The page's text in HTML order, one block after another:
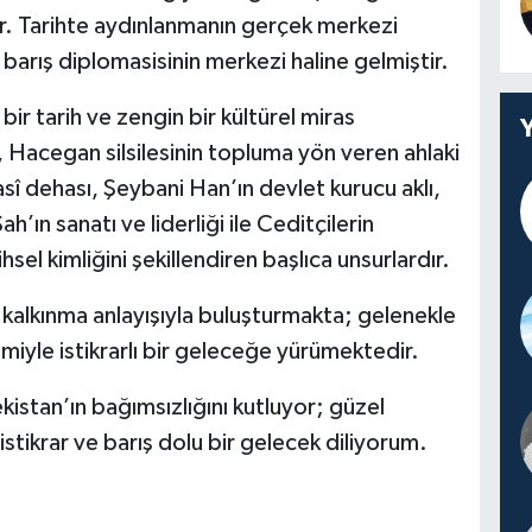
Tarihte aydınlanmanın gerçek merkezi
diplomasisinin merkezi haline gelmiştir.
tarih ve zengin bir kültürel miras
Hacegan silsilesinin topluma yön veren ahlaki
dehası, Şeybani Han’ın devlet kurucu aklı,
sanatı ve liderliği ile Ceditçilerin
kimliğini şekillendiren başlıca unsurlardır.
anlayışıyla buluşturmakta; gelenekle
istikrarlı bir geleceğe yürümektedir.
bağımsızlığını kutluyor; güzel
ve barış dolu bir gelecek diliyorum.